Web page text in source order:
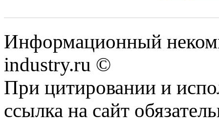
Информационный
industry.ru ©
При цитировании и
ссылка на сайт